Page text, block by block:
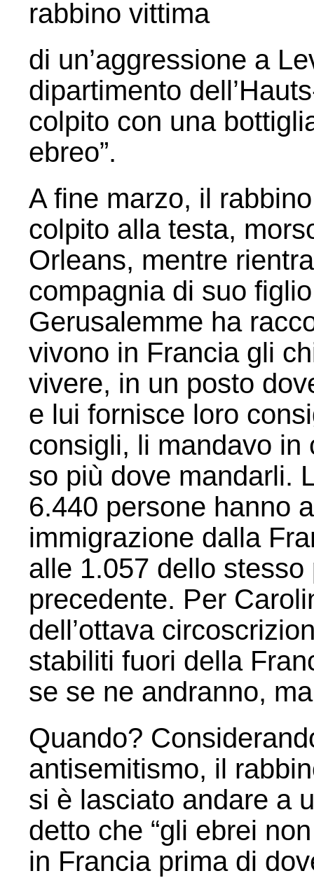
rabbino vittima
di un’aggressione a
dipartimento
colpito con una
ebreo”.
A fine marzo, il
colpito alla testa,
Orleans, mentre
compagnia di suo
Gerusalemme ha
vivono in Francia gli
vivere, in un posto
e lui fornisce loro
consigli, li mandavo in
so più dove mandarli.
6.440 persone hanno
immigrazione dalla
alle 1.057 dello stesso
precedente. Per
dell’ottava
stabiliti fuori della
se se ne andranno,
Quando?
antisemitismo, il
si è lasciato andare a
detto che “gli ebrei
in Francia prima di